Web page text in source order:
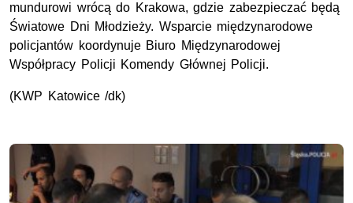
mundurowi wrócą do Krakowa, gdzie zabezpieczać będą
Światowe Dni Młodzieży. Wsparcie międzynarodowe
policjantów koordynuje Biuro Międzynarodowej
Współpracy Policji Komendy Głównej Policji.
(KWP Katowice /dk)